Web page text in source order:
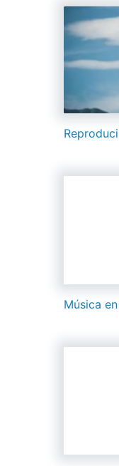
Música